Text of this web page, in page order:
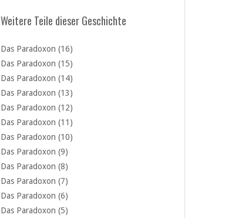
Weitere Teile dieser Geschichte
Das Paradoxon (16)
Das Paradoxon (15)
Das Paradoxon (14)
Das Paradoxon (13)
Das Paradoxon (12)
Das Paradoxon (11)
Das Paradoxon (10)
Das Paradoxon (9)
Das Paradoxon (8)
Das Paradoxon (7)
Das Paradoxon (6)
Das Paradoxon (5)